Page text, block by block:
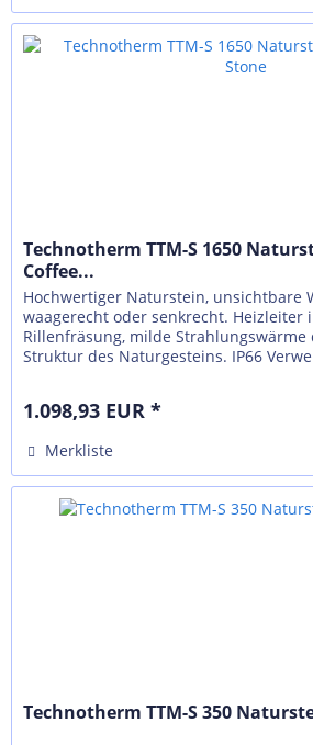
Technotherm TTM-S 1650
Coffee...
Hochwertiger Naturstein, unsichtbare
waagerecht oder senkrecht. Heizleiter
Rillenfräsung, milde
Struktur des Naturgesteins. IP66
1.098,93 EUR *
Merkliste
Technotherm TTM-S 350